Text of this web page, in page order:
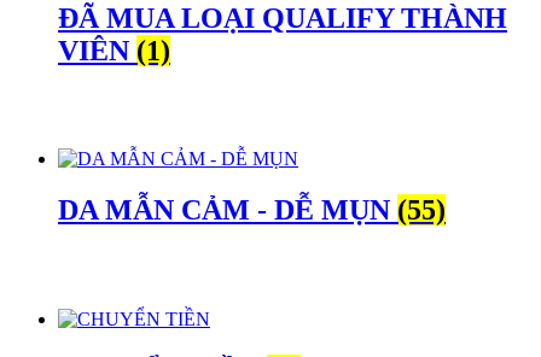
ĐÃ MUA LOẠI QUALIFY THÀNH
VIÊN (1)
DA MẪN CẢM - DỄ MỤN (55)